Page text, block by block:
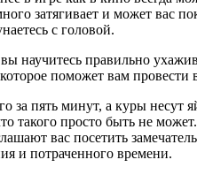
затягивает и может вас
с головой.
научитесь правильно
поможет вам провести
пять минут, а куры несут
такого просто быть не
вас посетить
и потраченного времени.